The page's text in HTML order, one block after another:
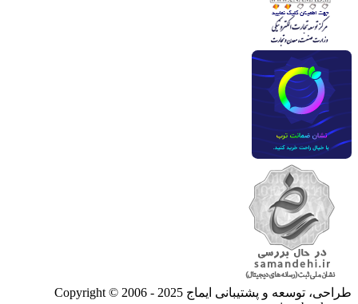
طراحی، توسعه و پشتیبانی ایماج Copyright © 2006 - 2025